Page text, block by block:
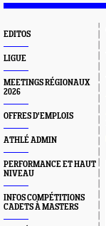
EDITOS
LIGUE
MEETINGS RÉGIONAUX
2026
OFFRES D'EMPLOIS
ATHLÉ ADMIN
PERFORMANCE ET HAUT
NIVEAU
INFOS COMPÉTITIONS
CADETS À MASTERS